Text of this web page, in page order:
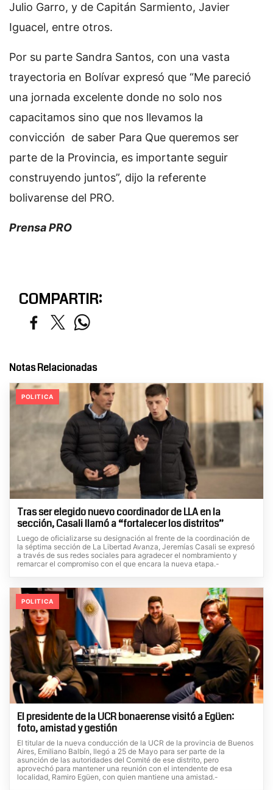
Julio Garro, y de Capitán Sarmiento, Javier
Iguacel, entre otros.
Por su parte Sandra Santos, con una vasta
trayectoria en Bolívar expresó que “Me pareció
una jornada excelente donde no solo nos
capacitamos sino que nos llevamos la
convicción de saber Para Que queremos ser
parte de la Provincia, es importante seguir
construyendo juntos”, dijo la referente
bolivarense del PRO.
Prensa PRO
COMPARTIR:
Notas Relacionadas
POLITICA
Tras ser elegido nuevo coordinador de LLA en la
sección, Casali llamó a “fortalecer los distritos”
Luego de oficializarse su designación al frente de la coordinación de
la séptima sección de La Libertad Avanza, Jeremías Casali se expresó
a través de sus redes sociales para agradecer el nombramiento y
remarcar el compromiso con el que encara la nueva etapa.-
POLITICA
El presidente de la UCR bonaerense visitó a Egüen:
foto, amistad y gestión
El titular de la nueva conducción de la UCR de la provincia de Buenos
Aires, Emiliano Balbín, llegó a 25 de Mayo para ser parte de la
asunción de las autoridades del Comité de ese distrito, pero
aprovechó para mantener una reunión con el intendente de esa
localidad, Ramiro Egüen, con quien mantiene una amistad.-